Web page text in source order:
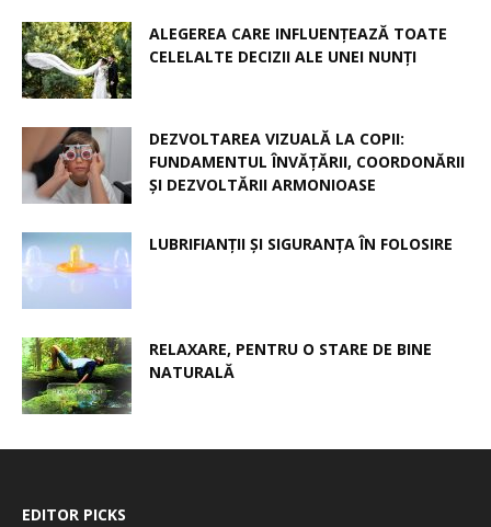
ALEGEREA CARE INFLUENȚEAZĂ TOATE
CELELALTE DECIZII ALE UNEI NUNȚI
DEZVOLTAREA VIZUALĂ LA COPII:
FUNDAMENTUL ÎNVĂȚĂRII, COORDONĂRII
ȘI DEZVOLTĂRII ARMONIOASE
LUBRIFIANȚII ȘI SIGURANȚA ÎN FOLOSIRE
RELAXARE, PENTRU O STARE DE BINE
NATURALĂ
EDITOR PICKS